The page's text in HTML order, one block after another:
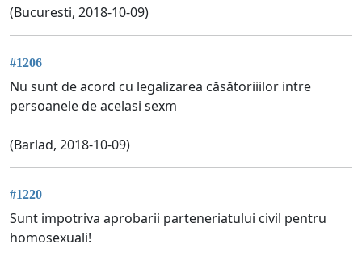
(Bucuresti, 2018-10-09)
#1206
Nu sunt de acord cu legalizarea căsătoriiilor intre
persoanele de acelasi sexm
(Barlad, 2018-10-09)
#1220
Sunt impotriva aprobarii parteneriatului civil pentru
homosexuali!